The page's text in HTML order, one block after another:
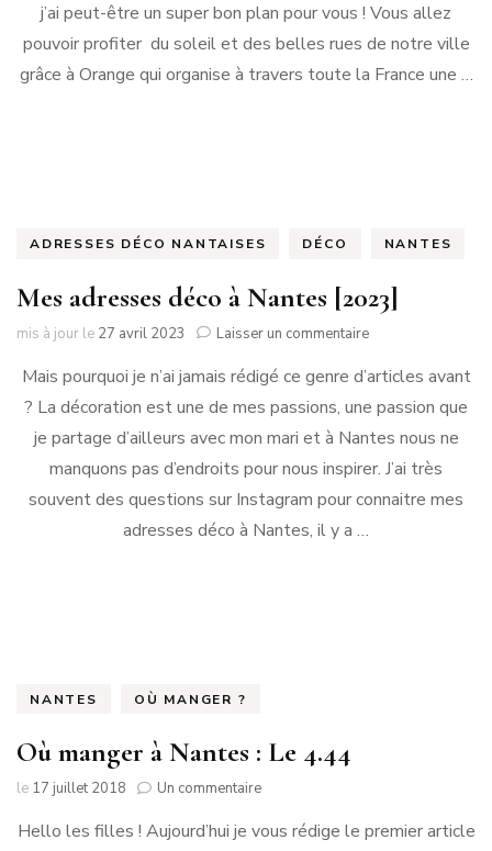
trésors,
ça
tente
j’ai peut-être un super bon plan pour vous ! Vous allez
pouvoir profiter du soleil et des belles rues de notre ville
grâce à Orange qui organise à travers toute la France une …
ADRESSES DÉCO NANTAISES DÉCO NANTES
Mes adresses déco à Nantes [2023]
mis à jour le 27 avril 2023 Laisser un commentairesur
adresses
Nantes
[2023]
Mais pourquoi je n’ai jamais rédigé ce genre d’articles avant
? La décoration est une de mes passions, une passion que
je partage d’ailleurs avec mon mari et à Nantes nous ne
manquons pas d’endroits pour nous inspirer. J’ai très
souvent des questions sur Instagram pour connaitre mes
adresses déco à Nantes, il y a …
NANTES OÙ MANGER ?
Où manger à Nantes : Le 4.44
le 17 juillet 2018 Un commentairesur
manger
Hello les filles ! Aujourd’hui je vous rédige le premier article